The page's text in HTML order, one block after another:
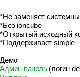
*Не заменяет
*Без ioncube
*Открытый исходный
*Поддерживает simple
Демо
Админ панель (логин